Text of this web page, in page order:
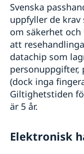
Svenska
uppfyller de
om säkerhet
att
datachip som
personuppgifter,
(dock inga
Giltighetstiden
är 5 år.
Elektronisk